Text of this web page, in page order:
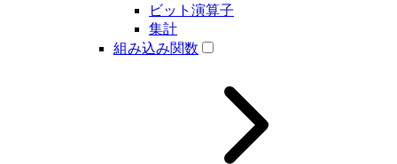
ビット演算子
集計
組み込み関数